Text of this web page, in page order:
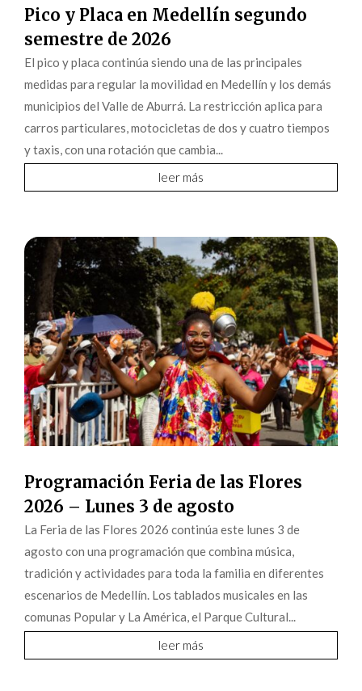
Pico y Placa en Medellín segundo
semestre de 2026
El pico y placa continúa siendo una de las principales
medidas para regular la movilidad en Medellín y los demás
municipios del Valle de Aburrá. La restricción aplica para
carros particulares, motocicletas de dos y cuatro tiempos
y taxis, con una rotación que cambia...
leer más
Programación Feria de las Flores
2026 – Lunes 3 de agosto
La Feria de las Flores 2026 continúa este lunes 3 de
agosto con una programación que combina música,
tradición y actividades para toda la familia en diferentes
escenarios de Medellín. Los tablados musicales en las
comunas Popular y La América, el Parque Cultural...
leer más